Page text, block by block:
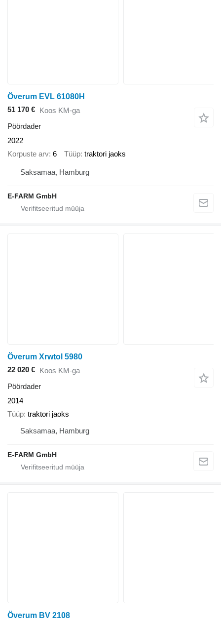
Överum EVL 61080H
51 170 € Koos KM-ga
Pöördader
2022
Korpuste arv 6 Tüüp traktori jaoks
Saksamaa, Hamburg
E-FARM GmbH
Överum Xrwtol 5980
22 020 € Koos KM-ga
Pöördader
2014
Tüüp traktori jaoks
Saksamaa, Hamburg
E-FARM GmbH
Överum BV 2108